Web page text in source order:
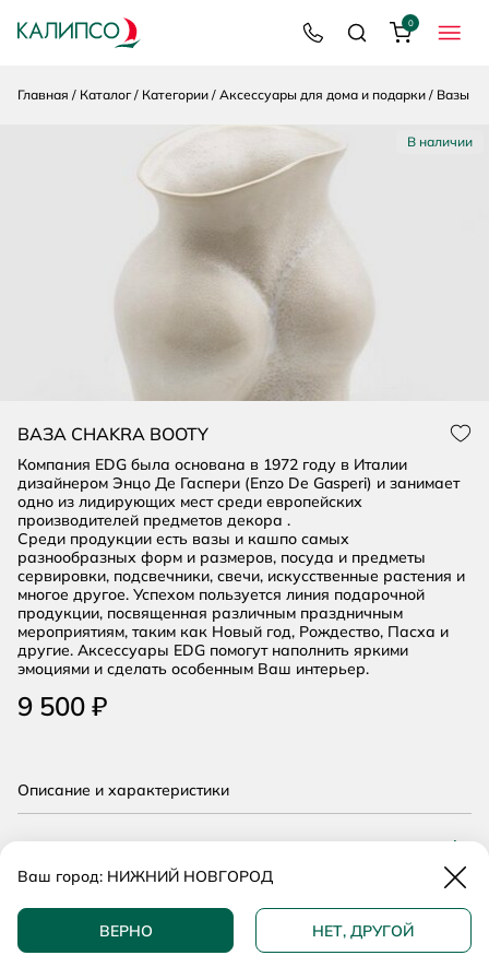
МЕНЮ
8 800 200 92 39
ПоискКорзина
0
Главная Каталог Категории Аксессуары для дома и подарки Вазы
ВАЗА CHAKRA BOOTY
Компания EDG была основана в 1972 году в Италии
дизайнером Энцо Де Гаспери (Enzo De Gasperi) и занимает
одно из лидирующих мест среди европейских
производителей предметов декора .
Среди продукции есть вазы и кашпо самых
разнообразных форм и размеров, посуда и предметы
сервировки, подсвечники, свечи, искусственные растения и
многое другое. Успехом пользуется линия подарочной
продукции, посвященная различным праздничным
мероприятиям, таким как Новый год, Рождество, Пасха и
другие. Аксессуары EDG помогут наполнить яркими
эмоциями и сделать особенным Ваш интерьер.
9 500 ₽
КУПИТЬ В 1 КЛИК
Описание и характеристики
О гарантии
В наличии
Ваш город: НИЖНИЙ НОВГОРОД
ВЕРНО НЕТ, ДРУГОЙ